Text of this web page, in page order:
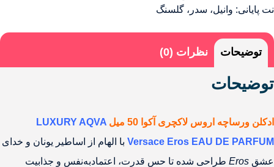
نت پایانی: وانیل، سدر، گلسنگ
توضیحات نظرات (0)
توضیحات
ادکلن ورساچه اروس لاکچری آکوا 50 میل
LUXURY AQVA
Versace Eros EAU DE PARFUM با الهام از اساطیر یونان و خدای
عشق Eros طراحی شده تا حس قدرت، اعتمادبه‌نفس و جذابیت